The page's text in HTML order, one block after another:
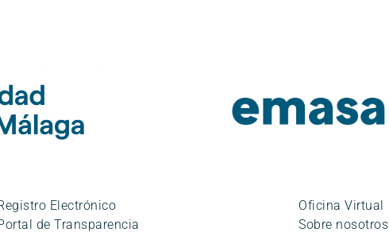
Electrónico
de Transparencia
Oficina Virtual
Sobre nosotros